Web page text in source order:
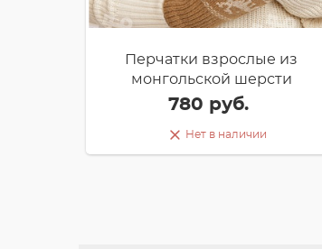
Перчатки взрослые из
монгольской шерсти
780 руб.
Нет в наличии